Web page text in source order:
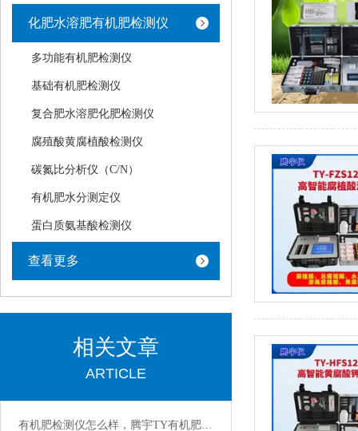
化肥水溶肥有机肥检测仪
多功能有机肥检测仪
基础有机肥检测仪
复合肥水溶肥化肥检测仪
腐殖酸黄腐植酸检测仪
碳氮比分析仪（C/N）
有机肥水分测定仪
蛋白质氨基酸检测仪
查看更多
相关文章
ARTICLE
有机肥检测仪怎么样，腾宇TY有机肥快速检测仪有哪些优势？